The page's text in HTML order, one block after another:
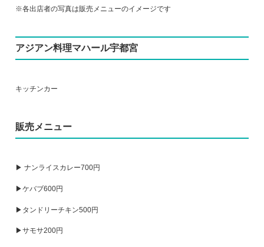
※各出店者の写真は販売メニューのイメージです
アジアン料理マハール宇都宮
キッチンカー
販売メニュー
▶ ナンライスカレー700円
▶ケバブ600円
▶タンドリーチキン500円
▶サモサ200円